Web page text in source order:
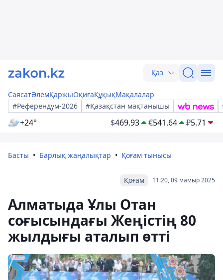
Қаз
СаясатӘлемҚаржыОқиғаҚұқықМақалалар
#Референдум-2026
#Қазақстан мақтанышы
+24° $469.93 €541.64 ₽5.71
Басты Барлық жаңалықтар Қоғам тынысы
11:20, 09 мамыр 2025
Қоғам
Алматыда Ұлы Отан
соғысындағы Жеңістің 80
жылдығы аталып өтті